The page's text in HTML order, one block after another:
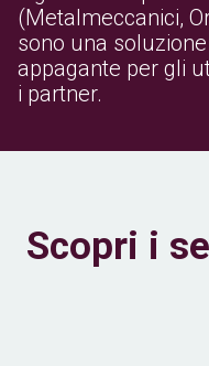
(Metalmeccanici,
sono una
appagante per gli
i partner.
Scopri i